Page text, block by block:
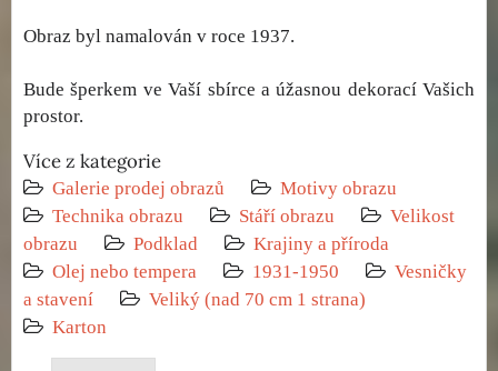
Obraz byl namalován v roce 1937.
Bude šperkem ve Vaší sbírce a úžasnou dekorací Vašich
prostor.
Více z kategorie
Galerie prodej obrazů
Motivy obrazu
Technika obrazu
Stáří obrazu
Velikost
obrazu
Podklad
Krajiny a příroda
Olej nebo tempera
1931-1950
Vesničky
a stavení
Veliký (nad 70 cm 1 strana)
Karton